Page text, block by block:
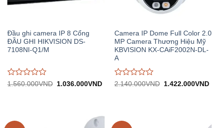
Đầu ghi camera IP 8 Cổng
ĐẦU GHI HIKVISION DS-
7108NI-Q1/M
Được
5
1.560.000VND
Giá
1.036.000VNDGiá
Camera IP Dome Full Color 2.0
MP Camera Thương Hiệu Mỹ
KBVISION KX-CAiF2002N-DL-
A
Được
5
2.140.000VND
Giá
1.422.000VNDGiá